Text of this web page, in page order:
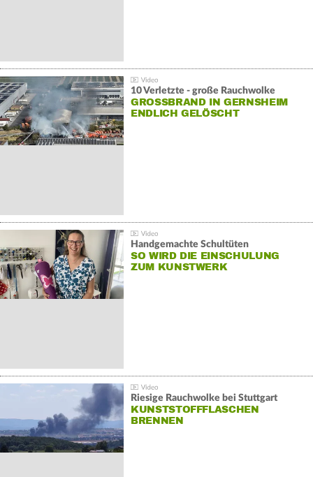
10 Verletzte - große Rauchwolke
GROSSBRAND IN GERNSHEIM E
NDLICH GELÖSCHT
Handgemachte Schultüten
SO WIRD DIE EINSCHULUNG
ZUM KUNSTWERK
Riesige Rauchwolke bei Stuttgart
KUNSTSTOFFFLASCHEN
BRENNEN